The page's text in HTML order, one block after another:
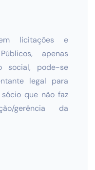
licitações e
apenas
social, pode-se
legal para
que não faz
gerência da